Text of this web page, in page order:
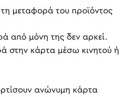
μεταφορά του προϊόντος
από μόνη της δεν αρκεί.
στην κάρτα μέσω κινητού ή
ανώνυμη κάρτα